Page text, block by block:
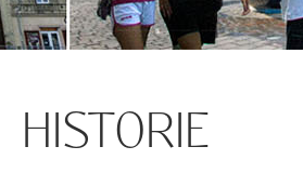
HISTORIE